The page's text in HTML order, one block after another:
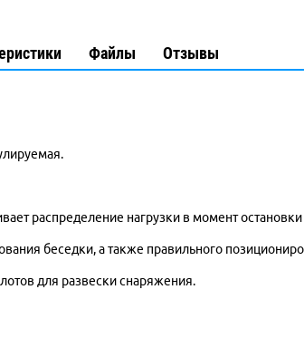
Файлы Отзывы
распределение нагрузки в момент
беседки, а также правильного
для развески снаряжения.